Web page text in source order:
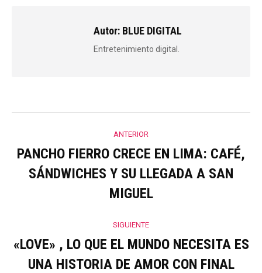
Autor: BLUE DIGITAL
Entretenimiento digital.
Navegación
entre
publicaciones
ANTERIOR
Publicación
anterior:
PANCHO FIERRO CRECE EN LIMA: CAFÉ,
SÁNDWICHES Y SU LLEGADA A SAN
MIGUEL
SIGUIENTE
Publicación
«LOVE» , LO QUE EL MUNDO NECESITA ES
UNA HISTORIA DE AMOR CON FINAL